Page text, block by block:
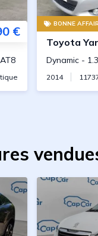
€
BONNE
Toyota
Dynamic -
2014